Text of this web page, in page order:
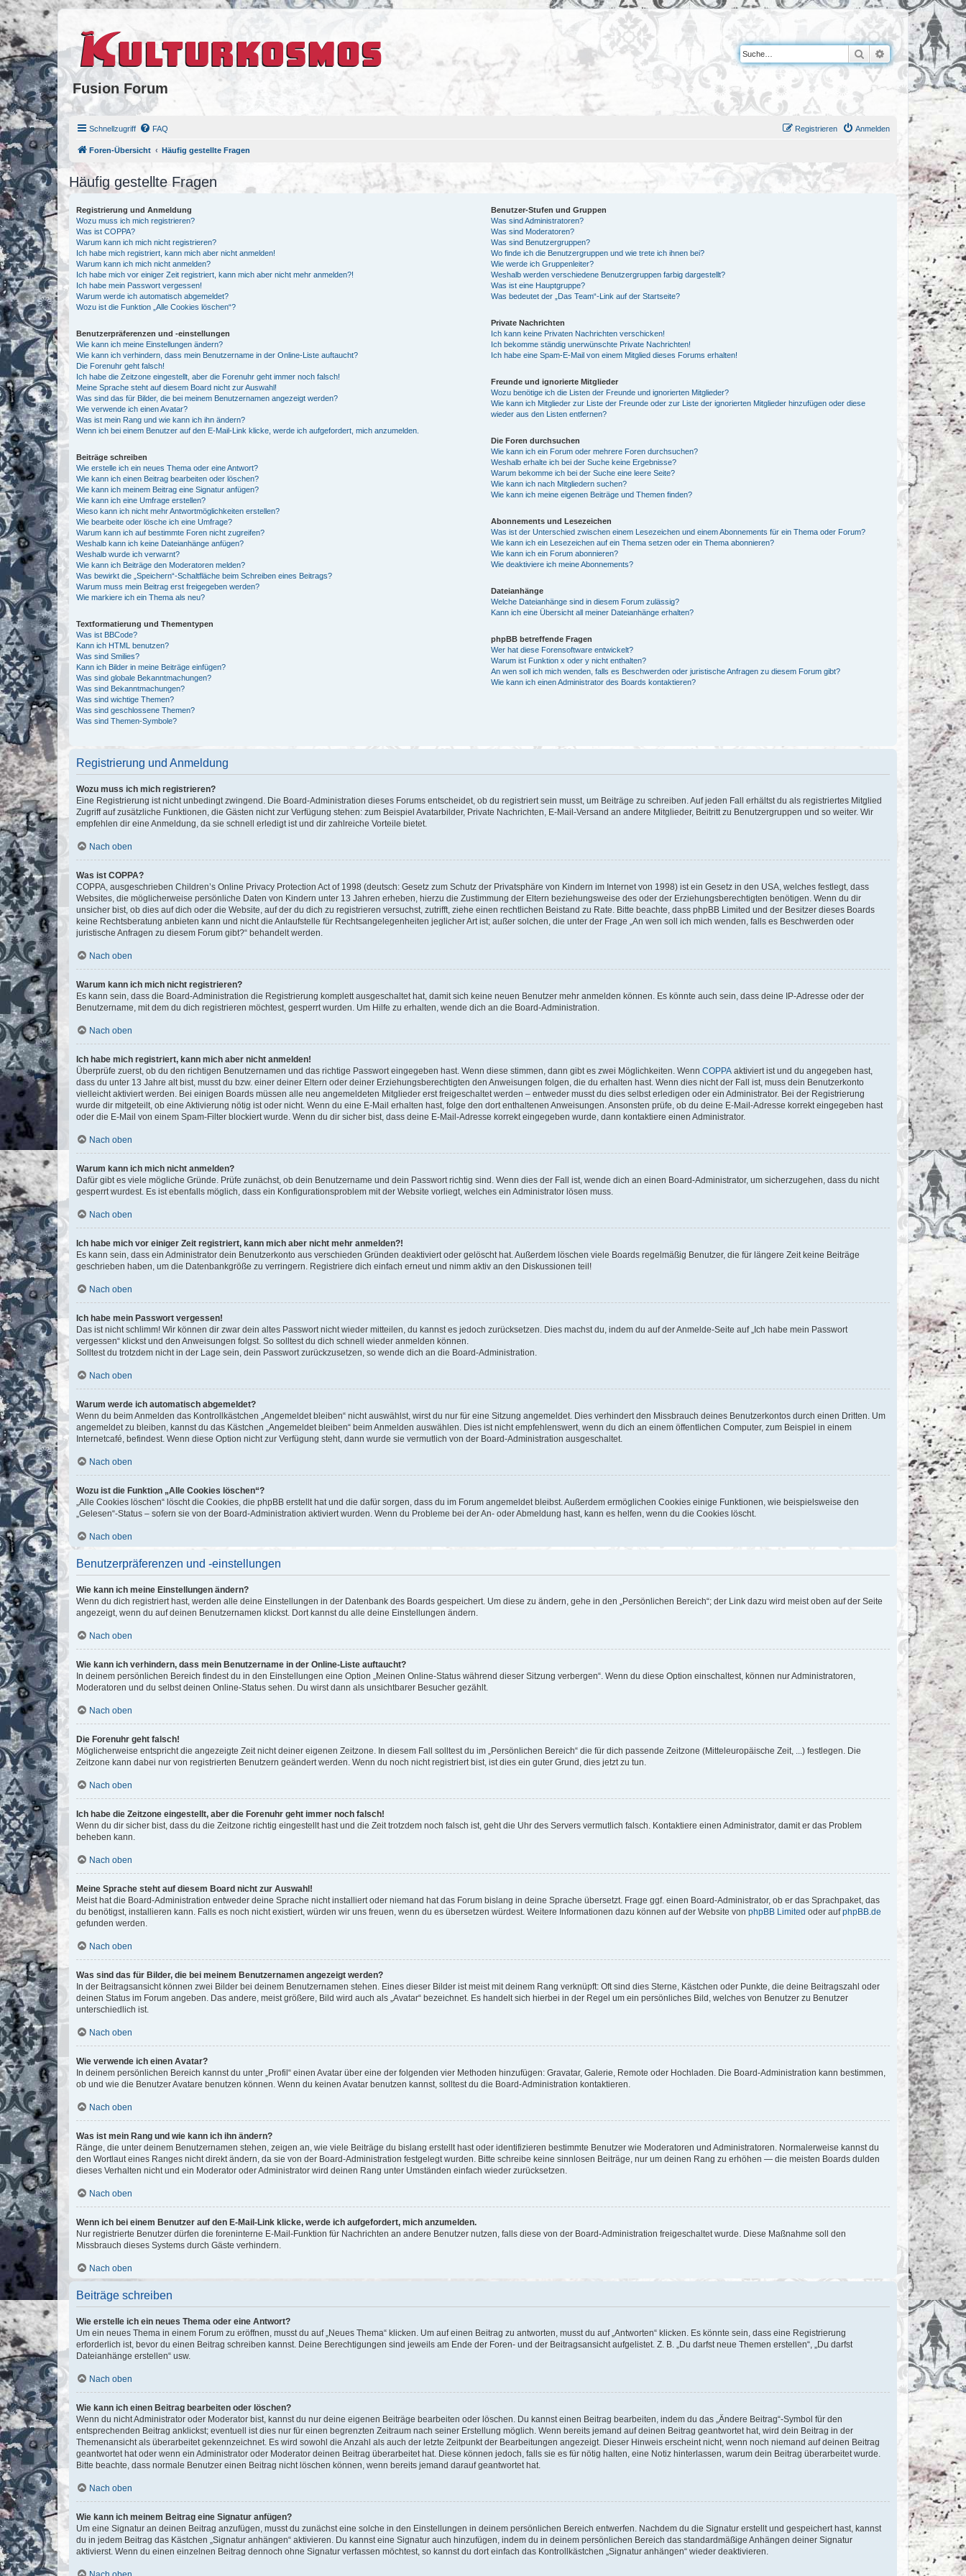
Fusion Forum
Suche Erweiterte Suche
Schnellzugriff FAQ Anmelden
Registrieren
Foren-Übersicht Häufig gestellte Fragen
Häufig gestellte Fragen
Registrierung und Anmeldung
Wozu muss ich mich registrieren?
Was ist COPPA?
Warum kann ich mich nicht registrieren?
Ich habe mich registriert, kann mich aber nicht anmelden!
Warum kann ich mich nicht anmelden?
Ich habe mich vor einiger Zeit registriert, kann mich aber nicht mehr anmelden?!
Ich habe mein Passwort vergessen!
Warum werde ich automatisch abgemeldet?
Wozu ist die Funktion „Alle Cookies löschen“?
Benutzerpräferenzen und -einstellungen
Wie kann ich meine Einstellungen ändern?
Wie kann ich verhindern, dass mein Benutzername in der Online-Liste auftaucht?
Die Forenuhr geht falsch!
Ich habe die Zeitzone eingestellt, aber die Forenuhr geht immer noch falsch!
Meine Sprache steht auf diesem Board nicht zur Auswahl!
Was sind das für Bilder, die bei meinem Benutzernamen angezeigt werden?
Wie verwende ich einen Avatar?
Was ist mein Rang und wie kann ich ihn ändern?
Wenn ich bei einem Benutzer auf den E-Mail-Link klicke, werde ich aufgefordert, mich anzumelden.
Beiträge schreiben
Wie erstelle ich ein neues Thema oder eine Antwort?
Wie kann ich einen Beitrag bearbeiten oder löschen?
Wie kann ich meinem Beitrag eine Signatur anfügen?
Wie kann ich eine Umfrage erstellen?
Wieso kann ich nicht mehr Antwortmöglichkeiten erstellen?
Wie bearbeite oder lösche ich eine Umfrage?
Warum kann ich auf bestimmte Foren nicht zugreifen?
Weshalb kann ich keine Dateianhänge anfügen?
Weshalb wurde ich verwarnt?
Wie kann ich Beiträge den Moderatoren melden?
Was bewirkt die „Speichern“-Schaltfläche beim Schreiben eines Beitrags?
Warum muss mein Beitrag erst freigegeben werden?
Wie markiere ich ein Thema als neu?
Textformatierung und Thementypen
Was ist BBCode?
Kann ich HTML benutzen?
Was sind Smilies?
Kann ich Bilder in meine Beiträge einfügen?
Was sind globale Bekanntmachungen?
Was sind Bekanntmachungen?
Was sind wichtige Themen?
Was sind geschlossene Themen?
Was sind Themen-Symbole?
Benutzer-Stufen und Gruppen
Was sind Administratoren?
Was sind Moderatoren?
Was sind Benutzergruppen?
Wo finde ich die Benutzergruppen und wie trete ich ihnen bei?
Wie werde ich Gruppenleiter?
Weshalb werden verschiedene Benutzergruppen farbig dargestellt?
Was ist eine Hauptgruppe?
Was bedeutet der „Das Team“-Link auf der Startseite?
Private Nachrichten
Ich kann keine Privaten Nachrichten verschicken!
Ich bekomme ständig unerwünschte Private Nachrichten!
Ich habe eine Spam-E-Mail von einem Mitglied dieses Forums erhalten!
Freunde und ignorierte Mitglieder
Wozu benötige ich die Listen der Freunde und ignorierten Mitglieder?
Wie kann ich Mitglieder zur Liste der Freunde oder zur Liste der ignorierten Mitglieder hinzufügen oder diese
wieder aus den Listen entfernen?
Die Foren durchsuchen
Wie kann ich ein Forum oder mehrere Foren durchsuchen?
Weshalb erhalte ich bei der Suche keine Ergebnisse?
Warum bekomme ich bei der Suche eine leere Seite?
Wie kann ich nach Mitgliedern suchen?
Wie kann ich meine eigenen Beiträge und Themen finden?
Abonnements und Lesezeichen
Was ist der Unterschied zwischen einem Lesezeichen und einem Abonnements für ein Thema oder Forum?
Wie kann ich ein Lesezeichen auf ein Thema setzen oder ein Thema abonnieren?
Wie kann ich ein Forum abonnieren?
Wie deaktiviere ich meine Abonnements?
Dateianhänge
Welche Dateianhänge sind in diesem Forum zulässig?
Kann ich eine Übersicht all meiner Dateianhänge erhalten?
phpBB betreffende Fragen
Wer hat diese Forensoftware entwickelt?
Warum ist Funktion x oder y nicht enthalten?
An wen soll ich mich wenden, falls es Beschwerden oder juristische Anfragen zu diesem Forum gibt?
Wie kann ich einen Administrator des Boards kontaktieren?
Registrierung und Anmeldung
Wozu muss ich mich registrieren?
Eine Registrierung ist nicht unbedingt zwingend. Die Board-Administration dieses Forums entscheidet, ob du registriert sein musst, um Beiträge zu schreiben. Auf jeden Fall erhältst du als registriertes Mitglied
Zugriff auf zusätzliche Funktionen, die Gästen nicht zur Verfügung stehen: zum Beispiel Avatarbilder, Private Nachrichten, E-Mail-Versand an andere Mitglieder, Beitritt zu Benutzergruppen und so weiter. Wir
empfehlen dir eine Anmeldung, da sie schnell erledigt ist und dir zahlreiche Vorteile bietet.
Nach oben
Was ist COPPA?
COPPA, ausgeschrieben Children’s Online Privacy Protection Act of 1998 (deutsch: Gesetz zum Schutz der Privatsphäre von Kindern im Internet von 1998) ist ein Gesetz in den USA, welches festlegt, dass
Websites, die möglicherweise persönliche Daten von Kindern unter 13 Jahren erheben, hierzu die Zustimmung der Eltern beziehungsweise des oder der Erziehungsberechtigten benötigen. Wenn du dir
unsicher bist, ob dies auf dich oder die Website, auf der du dich zu registrieren versuchst, zutrifft, ziehe einen rechtlichen Beistand zu Rate. Bitte beachte, dass phpBB Limited und der Besitzer dieses Boards
keine Rechtsberatung anbieten kann und nicht die Anlaufstelle für Rechtsangelegenheiten jeglicher Art ist; außer solchen, die unter der Frage „An wen soll ich mich wenden, falls es Beschwerden oder
juristische Anfragen zu diesem Forum gibt?“ behandelt werden.
Nach oben
Warum kann ich mich nicht registrieren?
Es kann sein, dass die Board-Administration die Registrierung komplett ausgeschaltet hat, damit sich keine neuen Benutzer mehr anmelden können. Es könnte auch sein, dass deine IP-Adresse oder der
Benutzername, mit dem du dich registrieren möchtest, gesperrt wurden. Um Hilfe zu erhalten, wende dich an die Board-Administration.
Nach oben
Ich habe mich registriert, kann mich aber nicht anmelden!
Überprüfe zuerst, ob du den richtigen Benutzernamen und das richtige Passwort eingegeben hast. Wenn diese stimmen, dann gibt es zwei Möglichkeiten. Wenn COPPA aktiviert ist und du angegeben hast,
dass du unter 13 Jahre alt bist, musst du bzw. einer deiner Eltern oder deiner Erziehungsberechtigten den Anweisungen folgen, die du erhalten hast. Wenn dies nicht der Fall ist, muss dein Benutzerkonto
vielleicht aktiviert werden. Bei einigen Boards müssen alle neu angemeldeten Mitglieder erst freigeschaltet werden – entweder musst du dies selbst erledigen oder ein Administrator. Bei der Registrierung
wurde dir mitgeteilt, ob eine Aktivierung nötig ist oder nicht. Wenn du eine E-Mail erhalten hast, folge den dort enthaltenen Anweisungen. Ansonsten prüfe, ob du deine E-Mail-Adresse korrekt eingegeben hast
oder die E-Mail von einem Spam-Filter blockiert wurde. Wenn du dir sicher bist, dass deine E-Mail-Adresse korrekt eingegeben wurde, dann kontaktiere einen Administrator.
Nach oben
Warum kann ich mich nicht anmelden?
Dafür gibt es viele mögliche Gründe. Prüfe zunächst, ob dein Benutzername und dein Passwort richtig sind. Wenn dies der Fall ist, wende dich an einen Board-Administrator, um sicherzugehen, dass du nicht
gesperrt wurdest. Es ist ebenfalls möglich, dass ein Konfigurationsproblem mit der Website vorliegt, welches ein Administrator lösen muss.
Nach oben
Ich habe mich vor einiger Zeit registriert, kann mich aber nicht mehr anmelden?!
Es kann sein, dass ein Administrator dein Benutzerkonto aus verschieden Gründen deaktiviert oder gelöscht hat. Außerdem löschen viele Boards regelmäßig Benutzer, die für längere Zeit keine Beiträge
geschrieben haben, um die Datenbankgröße zu verringern. Registriere dich einfach erneut und nimm aktiv an den Diskussionen teil!
Nach oben
Ich habe mein Passwort vergessen!
Das ist nicht schlimm! Wir können dir zwar dein altes Passwort nicht wieder mitteilen, du kannst es jedoch zurücksetzen. Dies machst du, indem du auf der Anmelde-Seite auf „Ich habe mein Passwort
vergessen“ klickst und den Anweisungen folgst. So solltest du dich schnell wieder anmelden können.
Solltest du trotzdem nicht in der Lage sein, dein Passwort zurückzusetzen, so wende dich an die Board-Administration.
Nach oben
Warum werde ich automatisch abgemeldet?
Wenn du beim Anmelden das Kontrollkästchen „Angemeldet bleiben“ nicht auswählst, wirst du nur für eine Sitzung angemeldet. Dies verhindert den Missbrauch deines Benutzerkontos durch einen Dritten. Um
angemeldet zu bleiben, kannst du das Kästchen „Angemeldet bleiben“ beim Anmelden auswählen. Dies ist nicht empfehlenswert, wenn du dich an einem öffentlichen Computer, zum Beispiel in einem
Internetcafé, befindest. Wenn diese Option nicht zur Verfügung steht, dann wurde sie vermutlich von der Board-Administration ausgeschaltet.
Nach oben
Wozu ist die Funktion „Alle Cookies löschen“?
„Alle Cookies löschen“ löscht die Cookies, die phpBB erstellt hat und die dafür sorgen, dass du im Forum angemeldet bleibst. Außerdem ermöglichen Cookies einige Funktionen, wie beispielsweise den
„Gelesen“-Status – sofern sie von der Board-Administration aktiviert wurden. Wenn du Probleme bei der An- oder Abmeldung hast, kann es helfen, wenn du die Cookies löscht.
Nach oben
Benutzerpräferenzen und -einstellungen
Wie kann ich meine Einstellungen ändern?
Wenn du dich registriert hast, werden alle deine Einstellungen in der Datenbank des Boards gespeichert. Um diese zu ändern, gehe in den „Persönlichen Bereich“; der Link dazu wird meist oben auf der Seite
angezeigt, wenn du auf deinen Benutzernamen klickst. Dort kannst du alle deine Einstellungen ändern.
Nach oben
Wie kann ich verhindern, dass mein Benutzername in der Online-Liste auftaucht?
In deinem persönlichen Bereich findest du in den Einstellungen eine Option „Meinen Online-Status während dieser Sitzung verbergen“. Wenn du diese Option einschaltest, können nur Administratoren,
Moderatoren und du selbst deinen Online-Status sehen. Du wirst dann als unsichtbarer Besucher gezählt.
Nach oben
Die Forenuhr geht falsch!
Möglicherweise entspricht die angezeigte Zeit nicht deiner eigenen Zeitzone. In diesem Fall solltest du im „Persönlichen Bereich“ die für dich passende Zeitzone (Mitteleuropäische Zeit, ...) festlegen. Die
Zeitzone kann dabei nur von registrierten Benutzern geändert werden. Wenn du noch nicht registriert bist, ist dies ein guter Grund, dies jetzt zu tun.
Nach oben
Ich habe die Zeitzone eingestellt, aber die Forenuhr geht immer noch falsch!
Wenn du dir sicher bist, dass du die Zeitzone richtig eingestellt hast und die Zeit trotzdem noch falsch ist, geht die Uhr des Servers vermutlich falsch. Kontaktiere einen Administrator, damit er das Problem
beheben kann.
Nach oben
Meine Sprache steht auf diesem Board nicht zur Auswahl!
Meist hat die Board-Administration entweder deine Sprache nicht installiert oder niemand hat das Forum bislang in deine Sprache übersetzt. Frage ggf. einen Board-Administrator, ob er das Sprachpaket, das
du benötigst, installieren kann. Falls es noch nicht existiert, würden wir uns freuen, wenn du es übersetzen würdest. Weitere Informationen dazu können auf der Website von phpBB Limited oder aufphpBB.de
gefunden werden.
Nach oben
Was sind das für Bilder, die bei meinem Benutzernamen angezeigt werden?
In der Beitragsansicht können zwei Bilder bei deinem Benutzernamen stehen. Eines dieser Bilder ist meist mit deinem Rang verknüpft: Oft sind dies Sterne, Kästchen oder Punkte, die deine Beitragszahl oder
deinen Status im Forum angeben. Das andere, meist größere, Bild wird auch als „Avatar“ bezeichnet. Es handelt sich hierbei in der Regel um ein persönliches Bild, welches von Benutzer zu Benutzer
unterschiedlich ist.
Nach oben
Wie verwende ich einen Avatar?
In deinem persönlichen Bereich kannst du unter „Profil“ einen Avatar über eine der folgenden vier Methoden hinzufügen: Gravatar, Galerie, Remote oder Hochladen. Die Board-Administration kann bestimmen,
ob und wie die Benutzer Avatare benutzen können. Wenn du keinen Avatar benutzen kannst, solltest du die Board-Administration kontaktieren.
Nach oben
Was ist mein Rang und wie kann ich ihn ändern?
Ränge, die unter deinem Benutzernamen stehen, zeigen an, wie viele Beiträge du bislang erstellt hast oder identifizieren bestimmte Benutzer wie Moderatoren und Administratoren. Normalerweise kannst du
den Wortlaut eines Ranges nicht direkt ändern, da sie von der Board-Administration festgelegt wurden. Bitte schreibe keine sinnlosen Beiträge, nur um deinen Rang zu erhöhen — die meisten Boards dulden
dieses Verhalten nicht und ein Moderator oder Administrator wird deinen Rang unter Umständen einfach wieder zurücksetzen.
Nach oben
Wenn ich bei einem Benutzer auf den E-Mail-Link klicke, werde ich aufgefordert, mich anzumelden.
Nur registrierte Benutzer dürfen die foreninterne E-Mail-Funktion für Nachrichten an andere Benutzer nutzen, falls diese von der Board-Administration freigeschaltet wurde. Diese Maßnahme soll den
Missbrauch dieses Systems durch Gäste verhindern.
Nach oben
Beiträge schreiben
Wie erstelle ich ein neues Thema oder eine Antwort?
Um ein neues Thema in einem Forum zu eröffnen, musst du auf „Neues Thema“ klicken. Um auf einen Beitrag zu antworten, musst du auf „Antworten“ klicken. Es könnte sein, dass eine Registrierung
erforderlich ist, bevor du einen Beitrag schreiben kannst. Deine Berechtigungen sind jeweils am Ende der Foren- und der Beitragsansicht aufgelistet. Z. B. „Du darfst neue Themen erstellen“, „Du darfst
Dateianhänge erstellen“ usw.
Nach oben
Wie kann ich einen Beitrag bearbeiten oder löschen?
Wenn du nicht Administrator oder Moderator bist, kannst du nur deine eigenen Beiträge bearbeiten oder löschen. Du kannst einen Beitrag bearbeiten, indem du das „Ändere Beitrag“-Symbol für den
entsprechenden Beitrag anklickst; eventuell ist dies nur für einen begrenzten Zeitraum nach seiner Erstellung möglich. Wenn bereits jemand auf deinen Beitrag geantwortet hat, wird dein Beitrag in der
Themenansicht als überarbeitet gekennzeichnet. Es wird sowohl die Anzahl als auch der letzte Zeitpunkt der Bearbeitungen angezeigt. Dieser Hinweis erscheint nicht, wenn noch niemand auf deinen Beitrag
geantwortet hat oder wenn ein Administrator oder Moderator deinen Beitrag überarbeitet hat. Diese können jedoch, falls sie es für nötig halten, eine Notiz hinterlassen, warum dein Beitrag überarbeitet wurde.
Bitte beachte, dass normale Benutzer einen Beitrag nicht löschen können, wenn bereits jemand darauf geantwortet hat.
Nach oben
Wie kann ich meinem Beitrag eine Signatur anfügen?
Um eine Signatur an deinen Beitrag anzufügen, musst du zunächst eine solche in den Einstellungen in deinem persönlichen Bereich entwerfen. Nachdem du die Signatur erstellt und gespeichert hast, kannst
du in jedem Beitrag das Kästchen „Signatur anhängen“ aktivieren. Du kannst eine Signatur auch hinzufügen, indem du in deinem persönlichen Bereich das standardmäßige Anhängen deiner Signatur
aktivierst. Wenn du einen einzelnen Beitrag dennoch ohne Signatur verfassen möchtest, so kannst du dort einfach das Kontrollkästchen „Signatur anhängen“ wieder deaktivieren.